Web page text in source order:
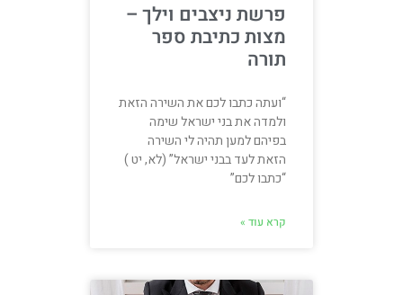
פרשת ניצבים וילך –
מצות כתיבת ספר
תורה
“ועתה כתבו לכם את השירה הזאת
ולמדה את בני ישראל שימה
בפיהם למען תהיה לי השירה
הזאת לעד בבני ישראל” (לא, יט )
“כתבו לכם”
קרא עוד »